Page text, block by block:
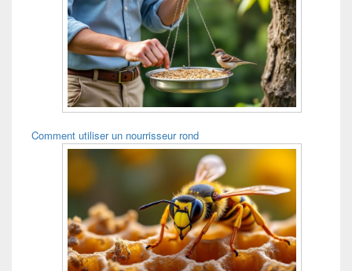
Comment utiliser un nourrisseur rond